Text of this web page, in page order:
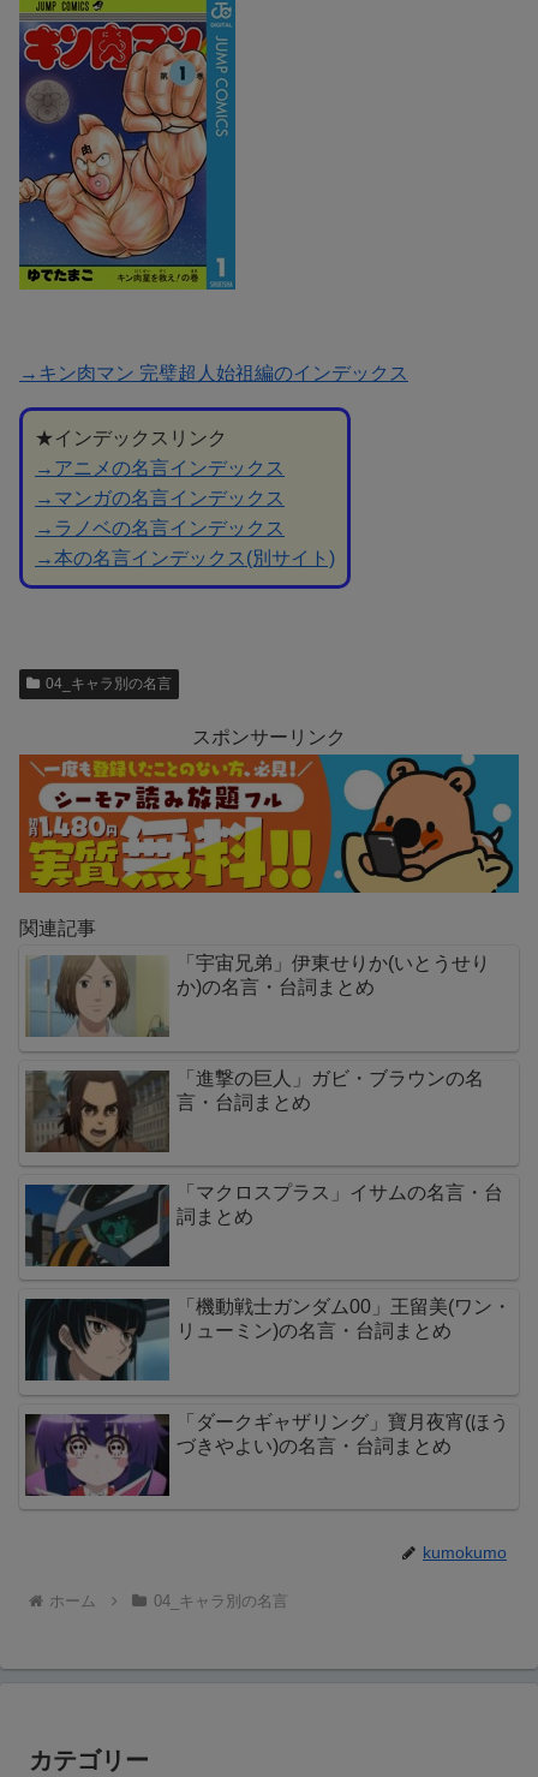
→キン肉マン 完璧超人始祖編のインデックス
★インデックスリンク
→アニメの名言インデックス
→マンガの名言インデックス
→ラノベの名言インデックス
→本の名言インデックス(別サイト)
04_キャラ別の名言
スポンサーリンク
関連記事
「宇宙兄弟」伊東せりか(いとうせり
か)の名言・台詞まとめ
「進撃の巨人」ガビ・ブラウンの名
言・台詞まとめ
「マクロスプラス」イサムの名言・台
詞まとめ
「機動戦士ガンダム00」王留美(ワン・
リューミン)の名言・台詞まとめ
「ダークギャザリング」寶月夜宵(ほう
づきやよい)の名言・台詞まとめ
kumokumo
ホーム 04_キャラ別の名言
カテゴリー